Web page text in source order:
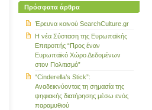
Πρόσφατα άρθρα
Έρευνα κοινού SearchCulture.gr
Η νέα Σύσταση της Ευρωπαϊκής
Επιτροπής “Προς έναν
Ευρωπαϊκό Χώρο Δεδομένων
στον Πολιτισμό”
“Cinderella’s Stick”:
Αναδεικνύοντας τη σημασία της
ψηφιακής διατήρησης μέσω ενός
παραμυθιού